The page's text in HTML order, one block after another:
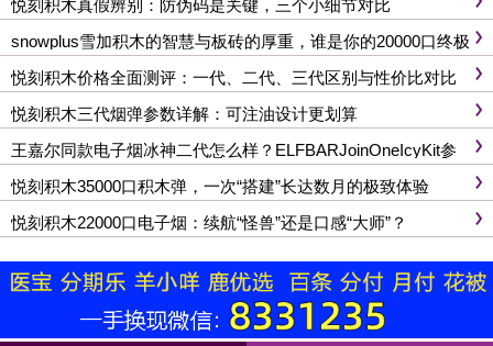
悦刻积木真假辨别：防伪码是关键，三个小细节对比
snowplus雪加积木的智慧与板砖的厚重，谁是你的20000口终极
口粮？
悦刻积木价格全面测评：一代、二代、三代区别与性价比对比
悦刻积木三代烟弹参数详解：可注油设计更划算
王嘉尔同款电子烟冰神二代怎么样？ELFBARJoinOneIcyKit参
数与价格全解析
悦刻积木35000口积木弹，一次“搭建”长达数月的极致体验
悦刻积木22000口电子烟：续航“怪兽”还是口感“大师”？